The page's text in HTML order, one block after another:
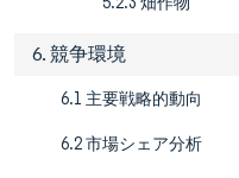
6. 競争環境
6.1 主要戦略的動向
6.2 市場シェア分析